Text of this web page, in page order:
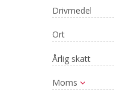
Drivmedel
Ort
Årlig skatt
Moms